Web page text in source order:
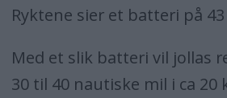
Ryktene sier et batteri på 43
Med et slik batteri vil jollas
30 til 40 nautiske mil i ca 20